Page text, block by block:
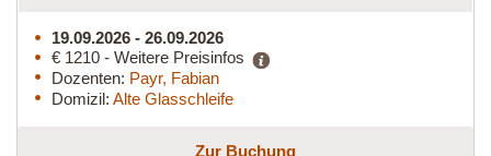
19.09.2026 - 26.09.2026
€ 1210 - Weitere Preisinfos
Dozenten: Payr, Fabian
Domizil: Alte Glasschleife
Zur Buchung